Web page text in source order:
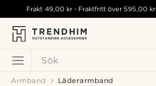
Sök
Frakt 49,00 kr- Fraktfritt över595,00 kr
Armband Läderarmband